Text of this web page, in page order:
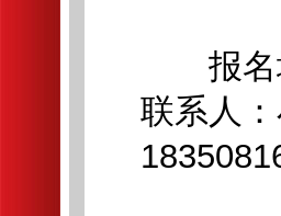
报名地
联系人